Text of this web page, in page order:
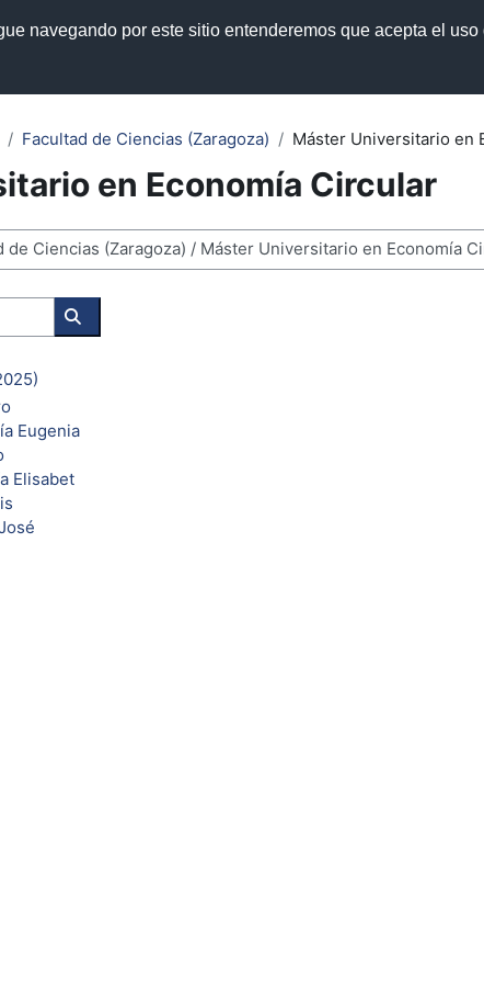
navegando por este sitio entenderemos que acepta el
Política de privacidad
Facultad de Ciencias (Zaragoza) Máster Universitario en
en Economía Circular
Search courses
Eugenia
Elisabet